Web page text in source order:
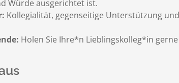
Würde ausgerichtet ist.
Kollegialität, gegenseitige Unterstützung
Holen Sie Ihre*n Lieblingskolleg*in